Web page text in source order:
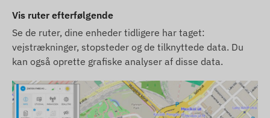
Vis ruter efterfølgende
Se de ruter, dine enheder tidligere har taget:
vejstrækninger, stopsteder og de tilknyttede data. Du
kan også oprette grafiske analyser af disse data.